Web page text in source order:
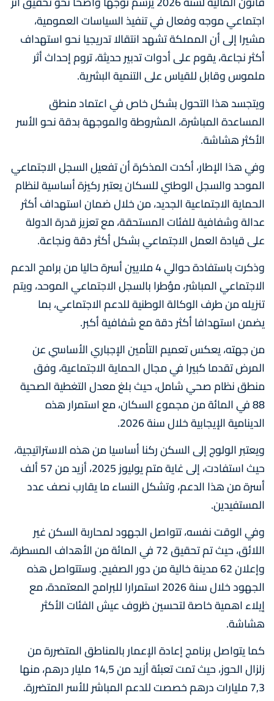
اجتماعي موجه وفعال في تنفيذ السياسات العمومية،
مشيرا إلى أن المملكة تشهد انتقالا تدريجيا نحو استهداف
أكثر نجاعة، يقوم على أدوات تدبير حديثة، تروم إحداث أثر
ملموس وقابل للقياس على التنمية البشرية.
ويتجسد هذا التحول بشكل خاص في اعتماد منطق
المساعدة المباشرة، المشروطة والموجهة بدقة نحو الأسر
الأكثر هشاشة.
وفي هذا الإطار، أكدت المذكرة أن تفعيل السجل الاجتماعي
الموحد والسجل الوطني للسكان يعتبر ركيزة أساسية لنظام
الحماية الاجتماعية الجديد، من خلال ضمان استهداف أكثر
عدالة وشفافية للفئات المستحقة، مع تعزيز قدرة الدولة
على قيادة العمل الاجتماعي بشكل أكثر دقة ونجاعة.
وذكرت باستفادة حوالي 4 ملايين أسرة حاليا من برامج الدعم
الاجتماعي المباشر، مؤطرا بالسجل الاجتماعي الموحد، ويتم
تنزيله من طرف الوكالة الوطنية للدعم الاجتماعي، بما
يضمن استهدافا أكثر دقة مع شفافية أكبر.
من جهته، يعكس تعميم التأمين الإجباري الأساسي عن
المرض تقدما كبيرا في مجال الحماية الاجتماعية، وفق
منطق نظام صحي شامل، حيث بلغ معدل التغطية الصحية
88 في المائة من مجموع السكان، مع استمرار هذه
الدينامية الإيجابية خلال سنة 2026.
ويعتبر الولوج إلى السكن ركنا أساسيا من هذه الاستراتيجية،
حيث استفادت، إلى غاية متم يوليوز 2025، أزيد من 57 ألف
أسرة من هذا الدعم، وتشكل النساء ما يقارب نصف عدد
المستفيدين.
وفي الوقت نفسه، تتواصل الجهود لمحاربة السكن غير
اللائق، حيث تم تحقيق 72 في المائة من الأهداف المسطرة،
وإعلان 62 مدينة خالية من دور الصفيح. وستتواصل هذه
الجهود خلال سنة 2026 استمرارا للبرامج المعتمدة، مع
إيلاء اهمية خاصة لتحسين ظروف عيش الفئات الأكثر
هشاشة.
كما يتواصل برنامج إعادة الإعمار بالمناطق المتضررة من
زلزال الحوز، حيث تمت تعبئة أزيد من 14,5 مليار درهم، منها
7,3 مليارات درهم خصصت للدعم المباشر للأسر المتضررة.